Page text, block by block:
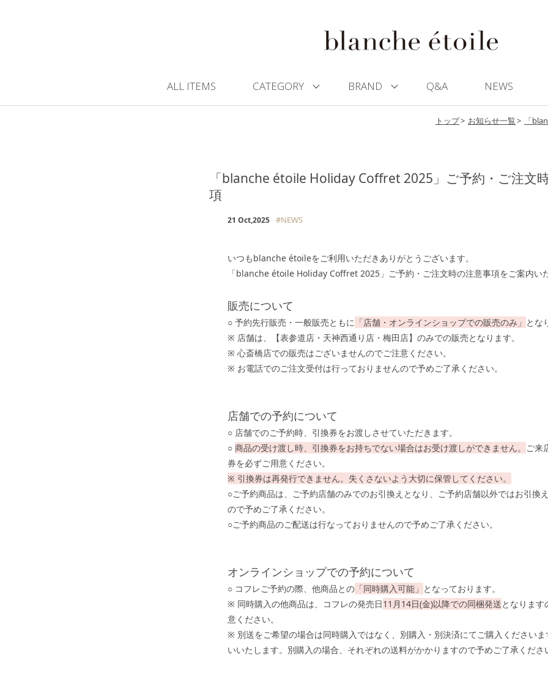
ALL ITEMS CATEGORY BRAND Q&A NEWS
トップ お知らせ一覧 「
「blanche étoile Holiday Coffret 2025」ご予約・ご注文
項
21 Oct,2025 #NEWS
いつもblanche étoileをご利用いただきありがとうございます。
「blanche étoile Holiday Coffret 2025」ご予約・ご注文時の注意事項をご案内い
販売について
○ 予約先行販売・一般販売ともに 「店舗・オンラインショップでの販売のみ」 とな
※ 店舗は、【表参道店・天神西通り店・梅田店】のみでの販売となります。
※ 心斎橋店での販売はございませんのでご注意ください。
※ お電話でのご注文受付は行っておりませんので予めご了承ください。
店舗での予約について
○ 店舗でのご予約時、引換券をお渡しさせていただきます。
○ 商品の受け渡し時、引換券をお持ちでない場合はお受け渡しができません。
ご来
券を必ずご用意ください。
※ 引換券は再発行できません。失くさないよう大切に保管してください。
○ご予約商品は、ご予約店舗のみでのお引換えとなり、ご予約店舗以外ではお引換
ので予めご了承ください。
○ご予約商品のご配送は行なっておりませんので予めご了承ください。
オンラインショップでの予約について
○ コフレご予約の際、他商品との 「同時購入可能」 となっております。
※ 同時購入の他商品は、コフレの発売日11月14日(金)以降での同梱発送となります
意ください。
※ 別送をご希望の場合は同時購入ではなく、別購入・別決済にてご購入ください
いいたします。別購入の場合、それぞれの送料がかかりますので予めご了承くださ